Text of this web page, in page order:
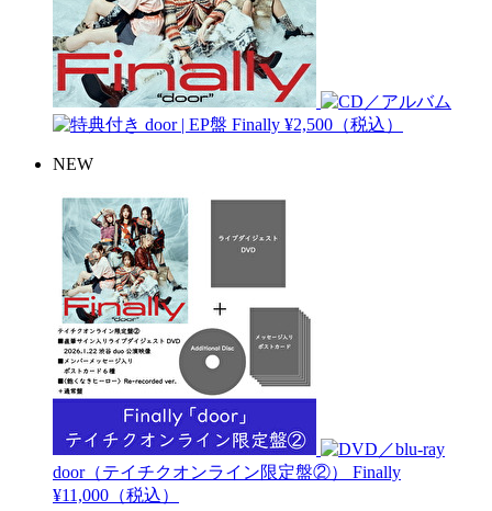
door | EP盤 Finally ¥2,500（税込）
NEW
door（テイチクオンライン限定盤②） Finally
¥11,000（税込）